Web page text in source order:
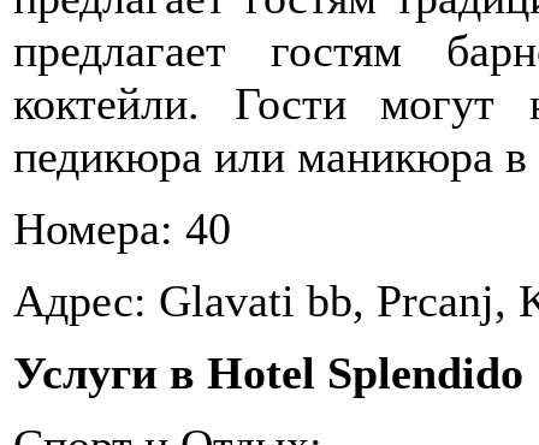
предлагает гостям
коктейли. Гости могут
педикюра или маникюра в
Номера: 40
Адрес: Glavati bb, Prcanj,
Услуги в Hotel Splendido